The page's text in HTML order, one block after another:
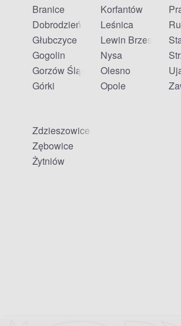
Branice
Dobrodzień
Głubczyce
Gogolin
Gorzów Śląski
Górki
Korfantów
Leśnica
Lewin Brzeski
Nysa
Olesno
Opole
Zdzieszowice
Zębowice
Żytniów